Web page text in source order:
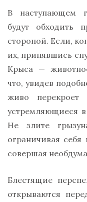
В наступающем
будут обходить
стороной. Если,
их, принявшись
Крыса —
что, увидев
живо перекроет
устремляющиеся
Не злите
ограничивая
совершая
Блестящие
открываются